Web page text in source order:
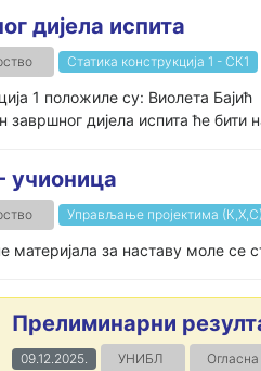
дијела испита
Статика конструкција 1 - СК1
1 положилe су: Виолета
дијела испита ће бити
Управљање пројектима
материјала за наставу моле
Прелиминарни
09.12.2025. УНИБЛ